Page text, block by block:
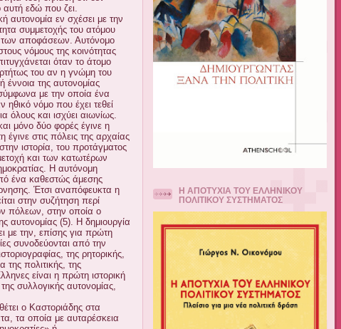
εδώ που ζει.
αυτονομία εν σχέσει με την
συμμετοχής του ατόμου
των αποφάσεων. Αυτόνομο
νόμους της κοινότητας
όταν το άτομο
του αν η γνώμη του
της αυτονομίας
με την οποία ένα
ηθικό νόμο που έχει τεθεί
όλους και ισχύει αιωνίως.
μόνο δύο φορές έγινε η
στις πόλεις της αρχαίας
ιστορία, του προτάγματος
και των κατωτέρων
Η αυτόνομη
ένα καθεστώς άμεσης
Έτσι αναπόφευκτα η
στην συζήτηση περί
πόλεων, στην οποία ο
αυτονομίας (5). Η δημιουργία
με την, επίσης για πρώτη
συνοδεύονται από την
της ρητορικής,
της πολιτικής, της
είναι η πρώτη ιστορική
συλλογικής αυτονομίας,
ο Καστοριάδης στα
τα οποία με αυταρέσκεια
Η ΑΠΟΤΥΧΙΑ ΤΟΥ ΕΛΛΗΝΙΚΟΥ
ΠΟΛΙΤΙΚΟΥ ΣΥΣΤΗΜΑΤΟΣ